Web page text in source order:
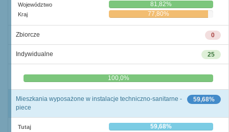
Województwo 81,82%
Kraj 77,80%
0
Zbiorcze
25
Indywidualne
0,0% 100,0%
59,68%
Mieszkania wyposażone w instalacje techniczno-sanitarne -
piece
Tutaj 59,68%